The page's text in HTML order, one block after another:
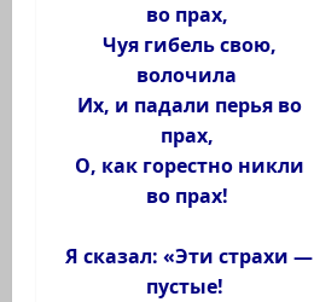
во прах,
Чуя гибель свою,
волочила
Их, и падали перья во
прах,
О, как горестно никли
во прах!
Я сказал: «Эти страхи —
пустые!